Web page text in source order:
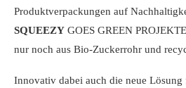
Produktverpackungen auf
SQUEEZY GOES GREEN
nur noch aus Bio-Zuckerrohr und
Innovativ dabei auch die neue